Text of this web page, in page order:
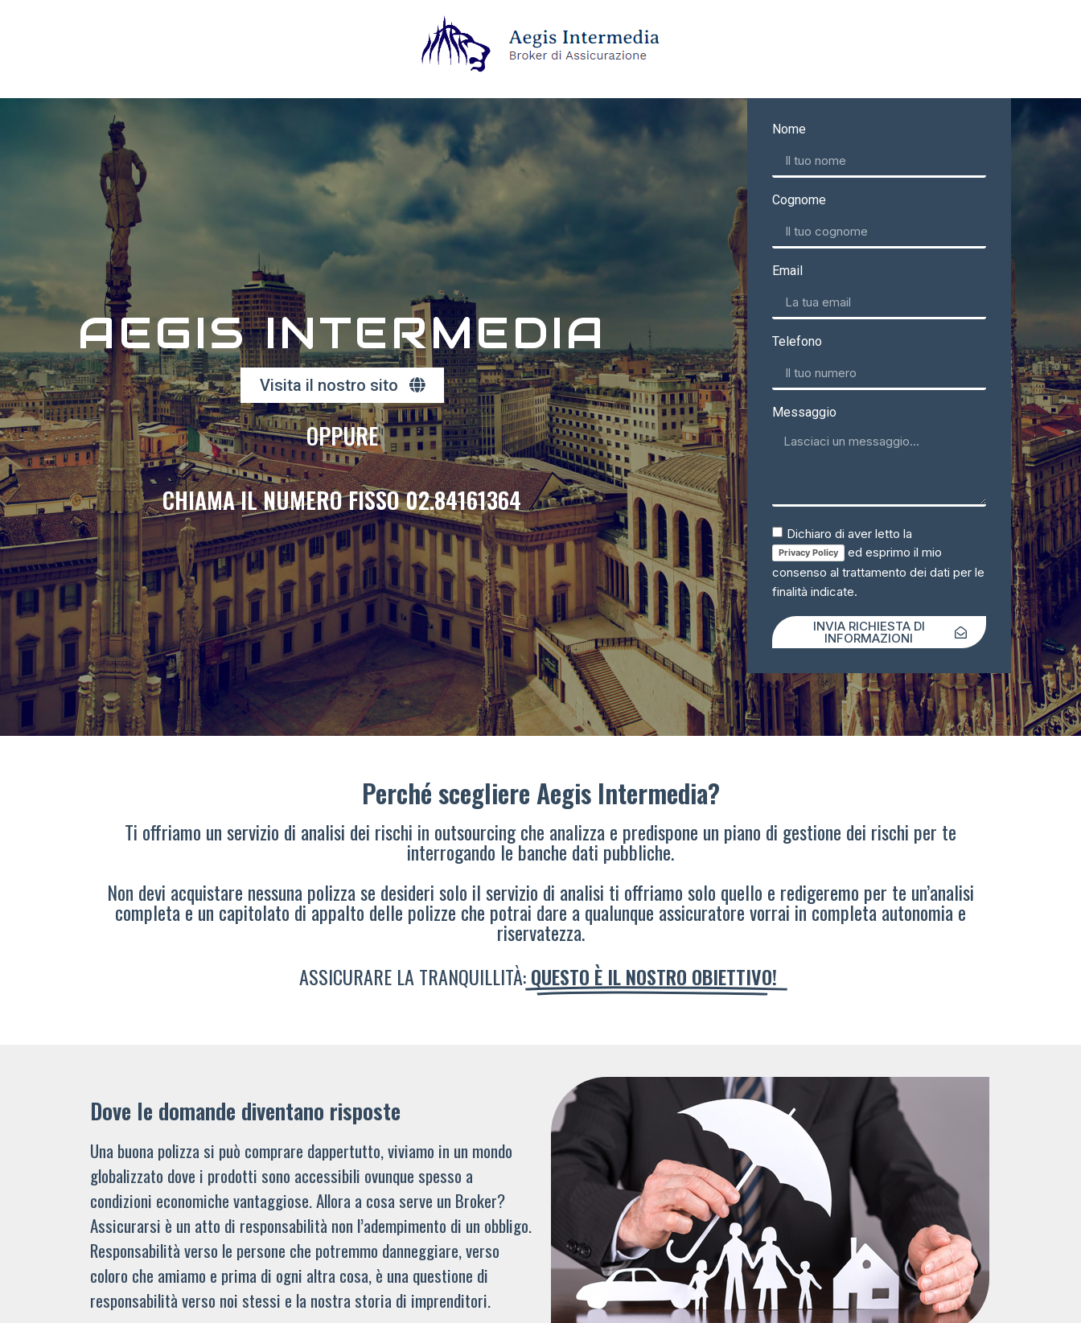
AEGIS INTERMEDIA
Visita il nostro sito
OPPURE
CHIAMA IL NUMERO FISSO 02.84161364
Nome
Cognome
Email
Telefono
Messaggio
Dichiaro di aver letto la
Privacy Policy
ed esprimo il mio
consenso al trattamento dei dati per le
finalità indicate.
INVIA RICHIESTA DI
INFORMAZIONI
Perché scegliere Aegis Intermedia?
Ti offriamo un servizio di analisi dei rischi in outsourcing che analizza e predispone un piano di gestione dei rischi per te
interrogando le banche dati pubbliche.
Non devi acquistare nessuna polizza se desideri solo il servizio di analisi ti offriamo solo quello e redigeremo per te un’analisi
completa e un capitolato di appalto delle polizze che potrai dare a qualunque assicuratore vorrai in completa autonomia e
riservatezza.
ASSICURARE LA TRANQUILLITÀ:QUESTO È IL NOSTRO OBIETTIVO!
Dove le domande diventano risposte
Una buona polizza si può comprare dappertutto, viviamo in un mondo
globalizzato dove i prodotti sono accessibili ovunque spesso a
condizioni economiche vantaggiose. Allora a cosa serve un Broker?
Assicurarsi è un atto di responsabilità non l’adempimento di un obbligo.
Responsabilità verso le persone che potremmo danneggiare, verso
coloro che amiamo e prima di ogni altra cosa, è una questione di
responsabilità verso noi stessi e la nostra storia di imprenditori.